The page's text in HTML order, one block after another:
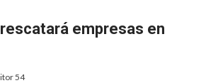
empresas en
54